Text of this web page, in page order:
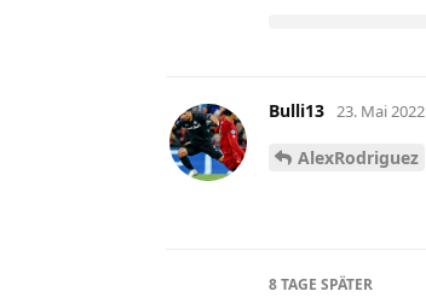
Bulli13 23. Mai 2022
AlexRodriguez
8 TAGE SPÄTER